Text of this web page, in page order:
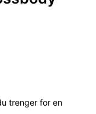
trenger for en